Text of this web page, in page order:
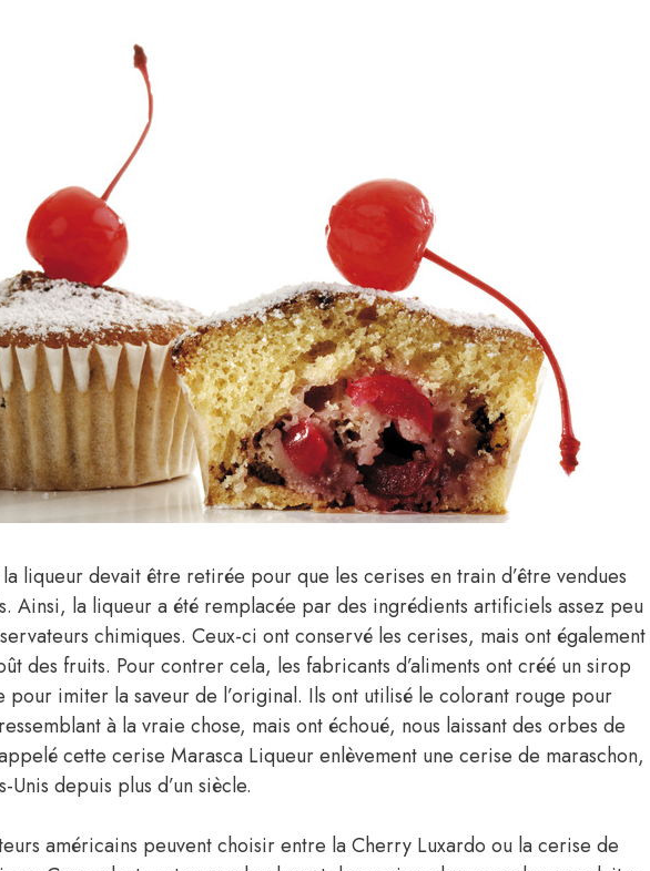
liqueur devait être retirée pour que les cerises en train d’être vendues
Ainsi, la liqueur a été remplacée par des ingrédients artificiels assez peu
chimiques. Ceux-ci ont conservé les cerises, mais ont également
des fruits. Pour contrer cela, les fabricants d’aliments ont créé un sirop
pour imiter la saveur de l’original. Ils ont utilisé le colorant rouge pour
à la vraie chose, mais ont échoué, nous laissant des orbes de
cette cerise Marasca Liqueur enlèvement une cerise de maraschon,
Unis depuis plus d’un siècle.
américains peuvent choisir entre la Cherry Luxardo ou la cerise de